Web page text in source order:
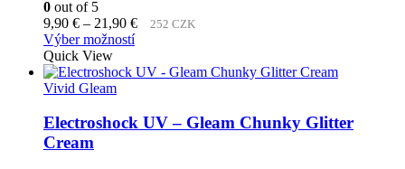
vybrať
na
stránke
produktu.
0 out of 5
9,90 € – 21,90 €Price
through
252 CZK
Výber možnostíTento
má
Možnosti
Quick View
Vivid Gleam
Electroshock UV – Gleam Chunky Glitter
Cream